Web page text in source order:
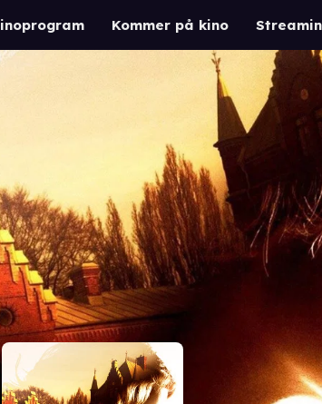
Kommer på kino